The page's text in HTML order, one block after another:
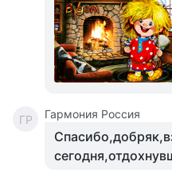
ГР Гармония Россия